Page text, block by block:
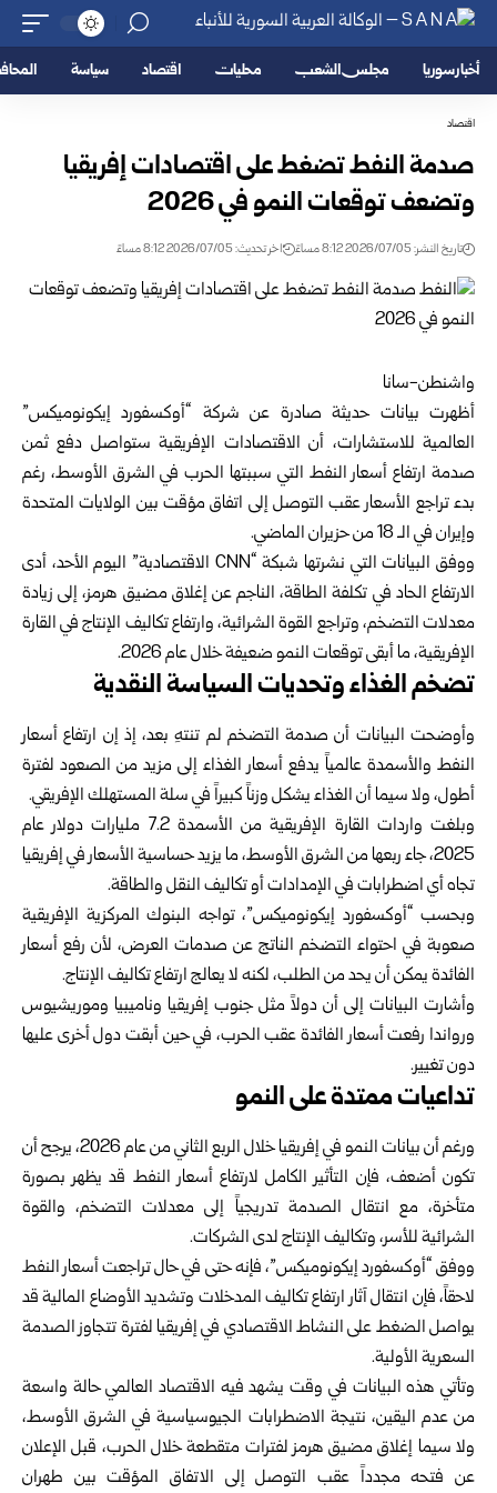
أخبار سوريا مجلس الشعب محليات اقتصاد سياسة
اقتصاد
صدمة النفط تضغط على اقتصادات إفريقيا
وتضعف توقعات النمو في 2026‏
تاريخ النشر: 2026/07/05 8:12 مساءً اخر تحديث: 2026/07/05 8:12 مساءً
واشنطن-سانا‏
أظهرت بيانات حديثة صادرة عن شركة “أوكسفورد إيكونوميكس”
العالمية للاستشارات، أن الاقتصادات الإفريقية ستواصل ‏دفع ثمن
صدمة ارتفاع أسعار النفط التي سببتها الحرب في الشرق الأوسط، رغم
بدء تراجع الأسعار عقب التوصل إلى ‏اتفاق مؤقت بين الولايات المتحدة
وإيران في الـ 18 من حزيران الماضي.‏
ووفق البيانات التي نشرتها شبكة “‏CNN‏ الاقتصادية” اليوم الأحد، أدى
الارتفاع الحاد في تكلفة الطاقة، الناجم عن إغلاق ‏مضيق هرمز، إلى زيادة
معدلات التضخم، وتراجع القوة الشرائية، وارتفاع تكاليف الإنتاج في القارة
الإفريقية، ما أبقى ‏توقعات النمو ضعيفة خلال عام 2026.‏
تضخم الغذاء وتحديات السياسة النقدية
وأوضحت البيانات أن صدمة التضخم لم تنتهِ بعد، إذ إن ارتفاع أسعار
النفط والأسمدة عالمياً يدفع أسعار الغذاء إلى مزيد من ‏الصعود لفترة
أطول، ولا سيما أن الغذاء يشكل وزناً كبيراً في سلة المستهلك الإفريقي.‏
وبلغت واردات القارة الإفريقية من الأسمدة 7.2 مليارات دولار عام
2025، جاء ربعها من الشرق الأوسط، ما يزيد ‏حساسية الأسعار في إفريقيا
تجاه أي اضطرابات في الإمدادات أو تكاليف النقل والطاقة.‏
وبحسب “أوكسفورد إيكونوميكس”، تواجه البنوك المركزية الإفريقية
صعوبة في احتواء التضخم الناتج عن صدمات ‏العرض، لأن رفع أسعار
الفائدة يمكن أن يحد من الطلب، لكنه لا يعالج ارتفاع تكاليف الإنتاج.‏
وأشارت البيانات إلى أن دولاً مثل جنوب إفريقيا وناميبيا وموريشيوس
ورواندا رفعت أسعار الفائدة عقب الحرب، في حين ‏أبقت دول أخرى عليها
دون تغيير.‏
تداعيات ممتدة على النمو
ورغم أن بيانات النمو في إفريقيا خلال الربع الثاني من عام 2026، يرجح أن
تكون أضعف، فإن التأثير الكامل لارتفاع ‏أسعار النفط قد يظهر بصورة
متأخرة، مع انتقال الصدمة تدريجياً إلى معدلات التضخم، والقوة
الشرائية للأسر، وتكاليف ‏الإنتاج لدى الشركات.‏
ووفق “أوكسفورد إيكونوميكس”، فإنه حتى في حال تراجعت أسعار النفط
لاحقاً، فإن انتقال آثار ارتفاع تكاليف المدخلات ‏وتشديد الأوضاع المالية قد
يواصل الضغط على النشاط الاقتصادي في إفريقيا لفترة تتجاوز الصدمة
السعرية الأولية.‏
وتأتي هذه البيانات في وقت يشهد فيه الاقتصاد العالمي حالة واسعة
من عدم اليقين، نتيجة الاضطرابات الجيوسياسية في ‏الشرق الأوسط،
ولا سيما إغلاق مضيق هرمز لفترات متقطعة خلال الحرب، قبل الإعلان
عن فتحه مجدداً عقب التوصل ‏إلى الاتفاق المؤقت بين طهران